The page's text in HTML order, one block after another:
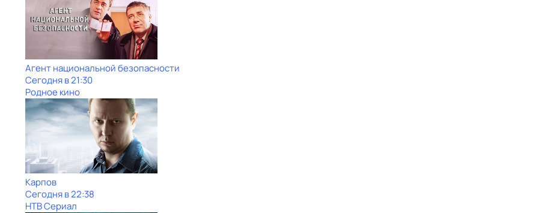
Агент национальной безопасности
Сегодня в 21:30
Родное кино
Карпов
Сегодня в 22:38
НТВ Сериал